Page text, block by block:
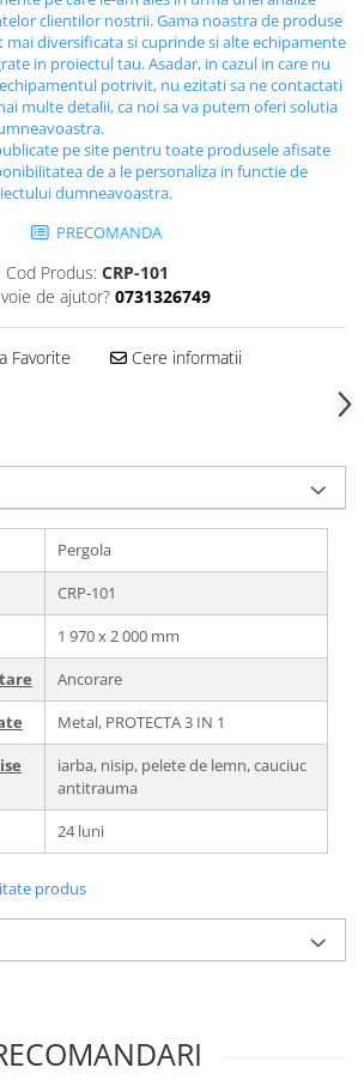
clientilor nostrii. Gama noastra de produse
diversificata si cuprinde si alte echipamente
in proiectul tau. Asadar, in cazul in care nu
potrivit, nu ezitati sa ne contactati
multe detalii, ca noi sa va putem oferi solutia
pe site pentru toate produsele afisate
de a le personaliza in functie de
dumneavoastra.
PRECOMANDA
Cod Produs: CRP-101
de ajutor? 0731326749
Favorite Cere informatii
Pergola
CRP-101
1 970 х 2 000 mm
Ancorare
Metal, PROTECTA 3 IN 1
iarba, nisip, pelete de lemn, cauciuc
antitrauma
24 luni
produs